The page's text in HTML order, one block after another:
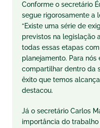
Conforme o secretário
segue rigorosamente a
“Existe uma série de
previstos na legislação
todas essas etapas
planejamento. Para
compartilhar dentro da
êxito que temos
destacou.
Já o secretário Carlos
importância do